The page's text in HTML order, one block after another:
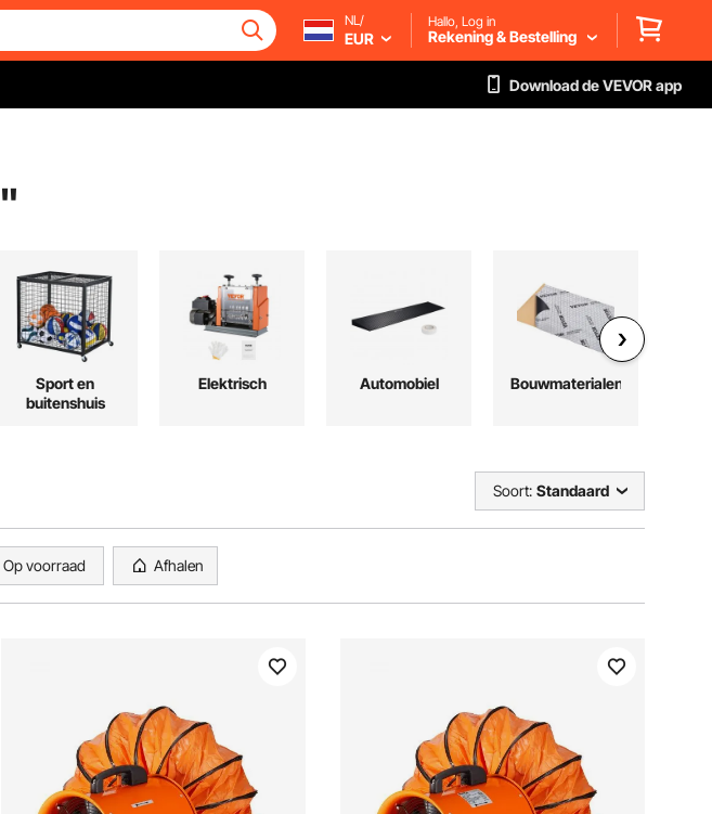
NL/
EUR
Hallo, Log in
Rekening & Bestelling
Download de VEVOR app
"
Sport en
buitenshuis
Elektrisch Automobiel Bouwmaterialen
Soort: Standaard
Op voorraad Afhalen